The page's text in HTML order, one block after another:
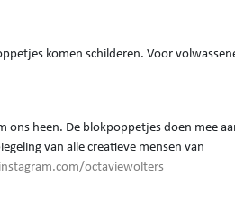
komen schilderen. Voor
ons heen. De blokpoppetjes doen mee
van alle creatieve mensen van
instagram.com/octaviewolters